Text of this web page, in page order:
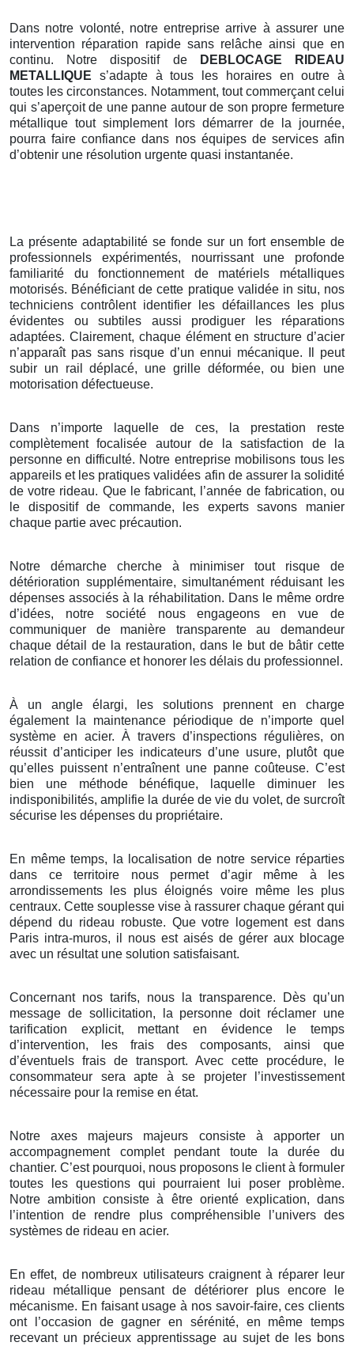
Dans notre volonté, notre entreprise arrive à assurer une
intervention réparation rapide sans relâche ainsi que en
continu. Notre dispositif de
DEBLOCAGE RIDEAU
METALLIQUE s’adapte à tous les horaires en outre à
toutes les circonstances. Notamment, tout commerçant celui
qui s’aperçoit de une panne autour de son propre fermeture
métallique tout simplement lors démarrer de la journée,
pourra faire confiance dans nos équipes de services afin
d’obtenir une résolution urgente quasi instantanée.
La présente adaptabilité se fonde sur un fort ensemble de
professionnels expérimentés, nourrissant une profonde
familiarité du fonctionnement de matériels métalliques
motorisés. Bénéficiant de cette pratique validée in situ, nos
techniciens contrôlent identifier les défaillances les plus
évidentes ou subtiles aussi prodiguer les réparations
adaptées. Clairement, chaque élément en structure d’acier
n’apparaît pas sans risque d’un ennui mécanique. Il peut
subir un rail déplacé, une grille déformée, ou bien une
motorisation défectueuse.
Dans n’importe laquelle de ces, la prestation reste
complètement focalisée autour de la satisfaction de la
personne en difficulté. Notre entreprise mobilisons tous les
appareils et les pratiques validées afin de assurer la solidité
de votre rideau. Que le fabricant, l’année de fabrication, ou
le dispositif de commande, les experts savons manier
chaque partie avec précaution.
Notre démarche cherche à minimiser tout risque de
détérioration supplémentaire, simultanément réduisant les
dépenses associés à la réhabilitation. Dans le même ordre
d’idées, notre société nous engageons en vue de
communiquer de manière transparente au demandeur
chaque détail de la restauration, dans le but de bâtir cette
relation de confiance et honorer les délais du professionnel.
À un angle élargi, les solutions prennent en charge
également la maintenance périodique de n’importe quel
système en acier. À travers d’inspections régulières, on
réussit d’anticiper les indicateurs d’une usure, plutôt que
qu’elles puissent n’entraînent une panne coûteuse. C’est
bien une méthode bénéfique, laquelle diminuer les
indisponibilités, amplifie la durée de vie du volet, de surcroît
sécurise les dépenses du propriétaire.
En même temps, la localisation de notre service réparties
dans ce territoire nous permet d’agir même à les
arrondissements les plus éloignés voire même les plus
centraux. Cette souplesse vise à rassurer chaque gérant qui
dépend du rideau robuste. Que votre logement est dans
Paris intra-muros, il nous est aisés de gérer aux blocage
avec un résultat une solution satisfaisant.
Concernant nos tarifs, nous la transparence. Dès qu’un
message de sollicitation, la personne doit réclamer une
tarification explicit, mettant en évidence le temps
d’intervention, les frais des composants, ainsi que
d’éventuels frais de transport. Avec cette procédure, le
consommateur sera apte à se projeter l’investissement
nécessaire pour la remise en état.
Notre axes majeurs majeurs consiste à apporter un
accompagnement complet pendant toute la durée du
chantier. C’est pourquoi, nous proposons le client à formuler
toutes les questions qui pourraient lui poser problème.
Notre ambition consiste à être orienté explication, dans
l’intention de rendre plus compréhensible l’univers des
systèmes de rideau en acier.
En effet, de nombreux utilisateurs craignent à réparer leur
rideau métallique pensant de détériorer plus encore le
mécanisme. En faisant usage à nos savoir-faire, ces clients
ont l’occasion de gagner en sérénité, en même temps
recevant un précieux apprentissage au sujet de les bons